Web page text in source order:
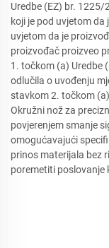
Uredbe (EZ) br.
koji je pod uvjetom
uvjetom da je
proizvođač proizveo
1. točkom (a) Uredbe
odlučila o uvođenju
stavkom 2. točkom
Okružni nož za
povjerenjem smanje
omogućavajući
prinos materijala bez
poremetiti poslovanje